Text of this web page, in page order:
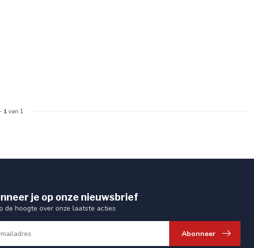
- 1van 1
je op onze nieuwsbrief
de hoogte over onze laatste acties
Abonneer